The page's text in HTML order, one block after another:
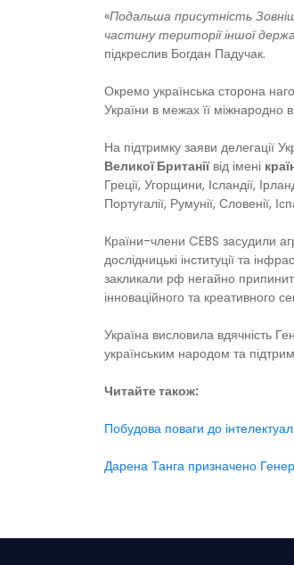
«Подальша присутність
частину території іншої
підкреслив Богдан Падучак.
Окремо українська сторона
України в межах її
На підтримку заяви делегації
Великої Британіївід імені
Греції, Угорщини, Ісландії,
Португалії, Румунії, Словенії,
Країни-члени CEBS засудили
дослідницькі інституції та
закликали рф негайно
інноваційного та креативного
Україна висловила вдячність
українським народом та
Читайте також:
Побудова поваги до
Дарена Танга призначено